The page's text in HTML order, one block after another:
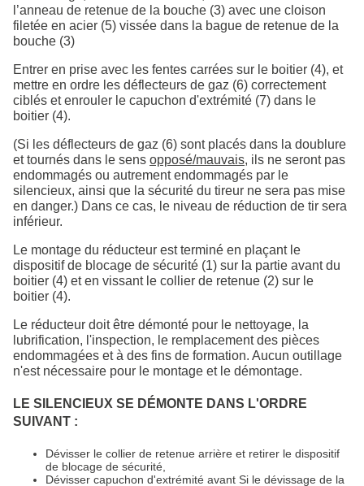
l’anneau de retenue de la bouche (3) avec une cloison
filetée en acier (5) vissée dans la bague de retenue de la
bouche (3)
Entrer en prise avec les fentes carrées sur le boitier (4), et
mettre en ordre les déflecteurs de gaz (6) correctement
ciblés et enrouler le capuchon d'extrémité (7) dans le
boitier (4).
(Si les déflecteurs de gaz (6) sont placés dans la doublure
et tournés dans le sens opposé/mauvais, ils ne seront pas
endommagés ou autrement endommagés par le
silencieux, ainsi que la sécurité du tireur ne sera pas mise
en danger.) Dans ce cas, le niveau de réduction de tir sera
inférieur.
Le montage du réducteur est terminé en plaçant le
dispositif de blocage de sécurité (1) sur la partie avant du
boitier (4) et en vissant le collier de retenue (2) sur le
boitier (4).
Le réducteur doit être démonté pour le nettoyage, la
lubrification, l'inspection, le remplacement des pièces
endommagées et à des fins de formation. Aucun outillage
n'est nécessaire pour le montage et le démontage.
LE SILENCIEUX SE DÉMONTE DANS L'ORDRE
SUIVANT :
Dévisser le collier de retenue arrière et retirer le dispositif
de blocage de sécurité,
Dévisser capuchon d'extrémité avant Si le dévissage de la